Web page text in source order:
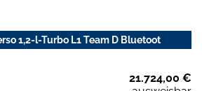
1,2-l-Turbo L1 Team D Bluetoot
21.724,00 €